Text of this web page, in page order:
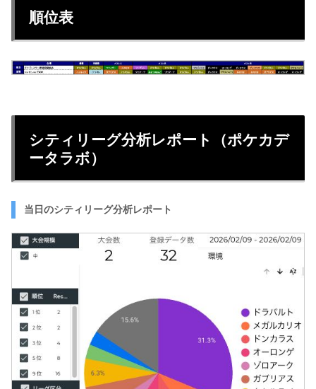
順位表
シティリーグ分析レポート（ポケカデ
ータラボ）
当日のシティリーグ分析レポート